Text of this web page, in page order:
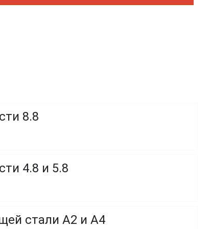
8.8
4.8 и 5.8
стали A2 и A4